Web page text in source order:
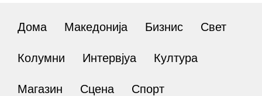
Дома Македонија Бизнис Свет
Колумни Интервјуа Култура
Магазин Сцена Спорт